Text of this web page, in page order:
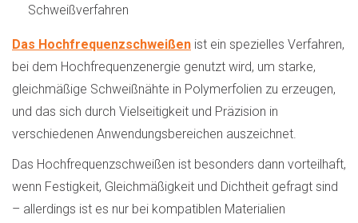
Schweißverfahren
Das Hochfrequenzschweißen ist ein spezielles Verfahren,
bei dem Hochfrequenzenergie genutzt wird, um starke,
gleichmäßige Schweißnähte in Polymerfolien zu erzeugen,
und das sich durch Vielseitigkeit und Präzision in
verschiedenen Anwendungsbereichen auszeichnet.
Das Hochfrequenzschweißen ist besonders dann vorteilhaft,
wenn Festigkeit, Gleichmäßigkeit und Dichtheit gefragt sind
– allerdings ist es nur bei kompatiblen Materialien